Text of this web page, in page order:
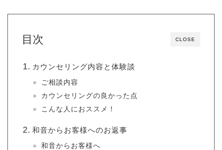
CLOSE
目次
カウンセリング内容と体験談
ご相談内容
カウンセリングの良かった点
こんな人におススメ！
和音からお客様へのお返事
和音からお客様へ